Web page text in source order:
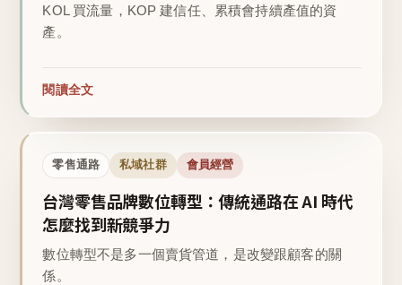
KOL 買流量，KOP 建信任、累積會持續產值的資
產。
閱讀全文
零售通路 私域社群 會員經營
台灣零售品牌數位轉型：傳統通路在 AI 時代
怎麼找到新競爭力
數位轉型不是多一個賣貨管道，是改變跟顧客的關
係。